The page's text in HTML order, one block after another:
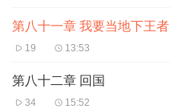
第八十一章 我要当地下王者
19 13:53
第八十二章 回国
34 15:52